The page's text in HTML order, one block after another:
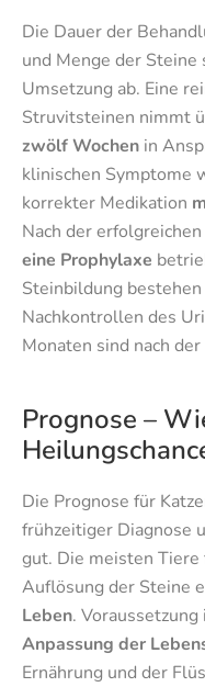
Die Dauer der
und Menge der
Umsetzung ab. Eine
Struvitsteinen nimmt
zwölf Wochen in
klinischen Symptome
korrekter Medikation
Nach der
eine Prophylaxe
Steinbildung
Nachkontrollen des
Monaten sind nach
Prognose –
Die Prognose für
frühzeitiger Diagnose
gut. Die meisten Tiere
Auflösung der Steine
Leben.
Anpassung der
Ernährung und der